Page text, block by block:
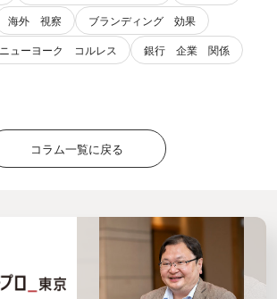
海外 視察
ブランディング 効果
ニューヨーク コルレス 銀行 企業 関係
コラム一覧に戻る